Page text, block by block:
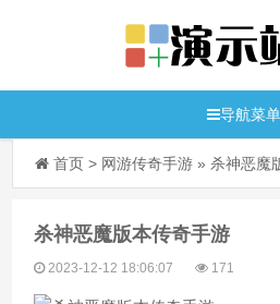
导航菜单
首页 > 网游传奇手游 »杀神恶魔
杀神恶魔版本传奇手游
2023-12-12 18:06:07 171